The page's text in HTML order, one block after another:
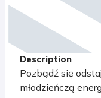
Description
Pozbądź się
młodzieńczą